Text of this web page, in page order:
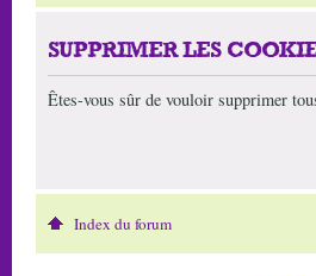
SUPPRIMER LES
Êtes-vous sûr de vouloir supprimer
Index du forum